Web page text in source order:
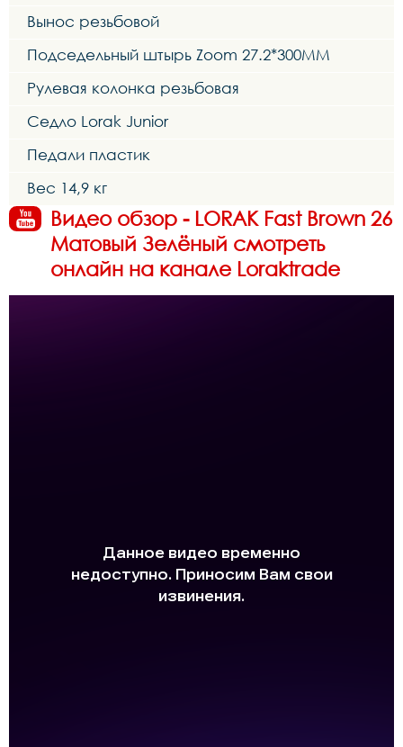
Вынос резьбовой
Подседельный штырь Zoom 27.2*300MM
Рулевая колонка резьбовая
Седло Lorak Junior
Педали пластик
Вес 14,9 кг
Видео обзор - LORAK Fast Brown 26
Матовый Зелёный смотреть
онлайн на канале Loraktrade